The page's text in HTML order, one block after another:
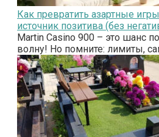
Как превратить азартные
источник позитива (без
Martin Casino 900 – это шанс
волну! Но помните: лимиты,